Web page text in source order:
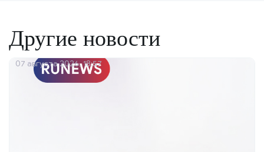
Другие новости
07 августа 2026, 18:57